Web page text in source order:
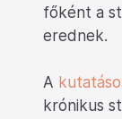
főként a
erednek.
A
krónikus